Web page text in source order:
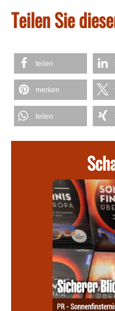
Teilen Sie
teilen
merken
teilen